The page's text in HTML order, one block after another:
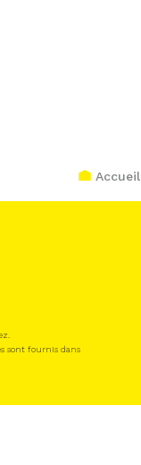
Accueil
sont fournis dans